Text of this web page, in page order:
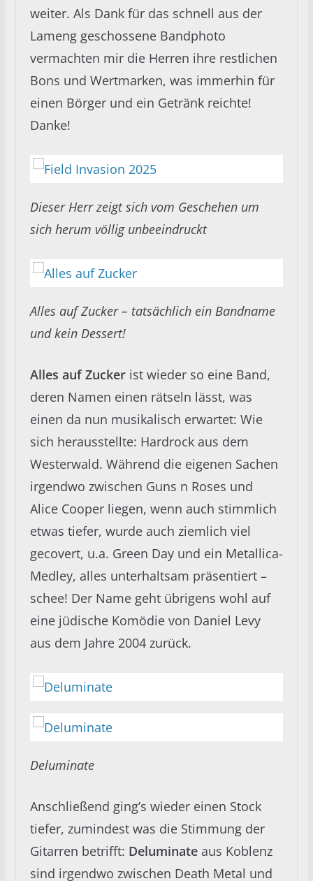
weiter. Als Dank für das schnell aus der
Lameng geschossene Bandphoto
vermachten mir die Herren ihre restlichen
Bons und Wertmarken, was immerhin für
einen Börger und ein Getränk reichte!
Danke!
Dieser Herr zeigt sich vom Geschehen um
sich herum völlig unbeeindruckt
Alles auf Zucker – tatsächlich ein Bandname
und kein Dessert!
Alles auf Zuckerist wieder so eine Band,
deren Namen einen rätseln lässt, was
einen da nun musikalisch erwartet: Wie
sich herausstellte: Hardrock aus dem
Westerwald. Während die eigenen Sachen
irgendwo zwischen Guns n Roses und
Alice Cooper liegen, wenn auch stimmlich
etwas tiefer, wurde auch ziemlich viel
gecovert, u.a. Green Day und ein Metallica-
Medley, alles unterhaltsam präsentiert –
schee! Der Name geht übrigens wohl auf
eine jüdische Komödie von Daniel Levy
aus dem Jahre 2004 zurück.
Deluminate
Anschließend ging’s wieder einen Stock
tiefer, zumindest was die Stimmung der
Gitarren betrifft: Deluminateaus Koblenz
sind irgendwo zwischen Death Metal und